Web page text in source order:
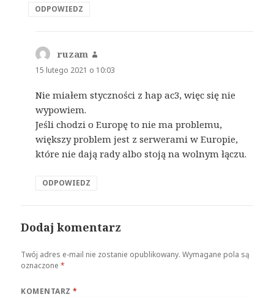
ODPOWIEDZ
ruzam
15 lutego 2021 o 10:03
Nie miałem styczności z hap ac3, więc się nie
wypowiem.
Jeśli chodzi o Europę to nie ma problemu,
większy problem jest z serwerami w Europie,
które nie dają rady albo stoją na wolnym łączu.
ODPOWIEDZ
Dodaj komentarz
Twój adres e-mail nie zostanie opublikowany. Wymagane pola są
oznaczone*
KOMENTARZ*